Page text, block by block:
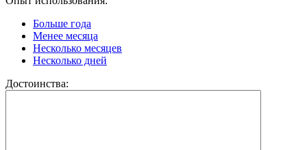
Больше года
Менее месяца
Несколько месяцев
Несколько дней
Достоинства: